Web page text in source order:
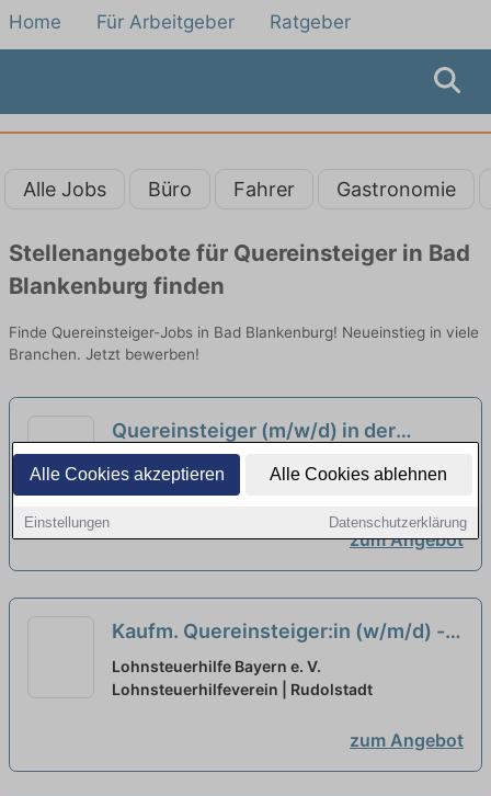
Alle Cookies akzeptieren Alle Cookies ablehnen
Einstellungen Datenschutzerklärung
Home Für Arbeitgeber Ratgeber
Alle Jobs Büro Fahrer Gastronomie
Stellenangebote für Quereinsteiger in Bad
Blankenburg finden
Finde Quereinsteiger-Jobs in Bad Blankenburg! Neueinstieg in viele
Branchen. Jetzt bewerben!
Quereinsteiger (m/w/d) in der
Mechanik
neu
N3 Engine Overhaul Services GmbH & Co. KG |
Arnstadt
zum Angebot
Kaufm. Quereinsteiger:in (w/m/d) -
Einkommensteuerberatung
Lohnsteuerhilfe Bayern e. V.
Lohnsteuerhilfeverein | Rudolstadt
zum Angebot